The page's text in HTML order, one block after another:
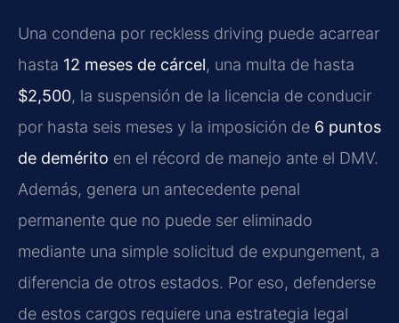
Una condena por reckless driving puede acarrear
hasta 12 meses de cárcel, una multa de hasta
$2,500, la suspensión de la licencia de conducir
por hasta seis meses y la imposición de 6 puntos
de demérito en el récord de manejo ante el DMV.
Además, genera un antecedente penal
permanente que no puede ser eliminado
mediante una simple solicitud de expungement, a
diferencia de otros estados. Por eso, defenderse
de estos cargos requiere una estrategia legal